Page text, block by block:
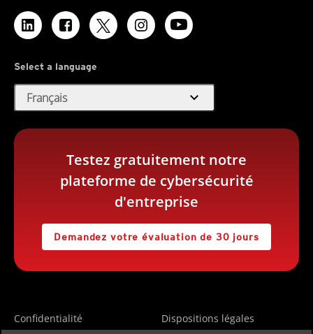
Select a language
Français expand_more
Testez gratuitement notre
plateforme de cybersécurité
d'entreprise
Demandez votre évaluation de 30 jours
Confidentialité Dispositions légales